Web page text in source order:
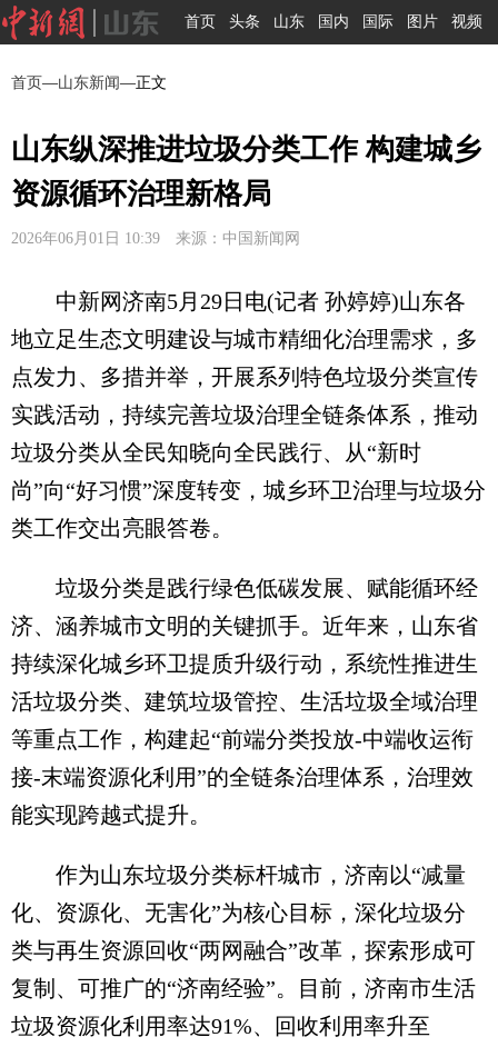
首页 头条 山东 国内 国际 图片 视频
首页—山东新闻—正文
山东纵深推进垃圾分类工作 构建城乡
资源循环治理新格局
2026年06月01日 10:39 来源：中国新闻网
中新网济南5月29日电(记者 孙婷婷)山东各
地立足生态文明建设与城市精细化治理需求，多
点发力、多措并举，开展系列特色垃圾分类宣传
实践活动，持续完善垃圾治理全链条体系，推动
垃圾分类从全民知晓向全民践行、从“新时
尚”向“好习惯”深度转变，城乡环卫治理与垃圾分
类工作交出亮眼答卷。
垃圾分类是践行绿色低碳发展、赋能循环经
济、涵养城市文明的关键抓手。近年来，山东省
持续深化城乡环卫提质升级行动，系统性推进生
活垃圾分类、建筑垃圾管控、生活垃圾全域治理
等重点工作，构建起“前端分类投放-中端收运衔
接-末端资源化利用”的全链条治理体系，治理效
能实现跨越式提升。
作为山东垃圾分类标杆城市，济南以“减量
化、资源化、无害化”为核心目标，深化垃圾分
类与再生资源回收“两网融合”改革，探索形成可
复制、可推广的“济南经验”。目前，济南市生活
垃圾资源化利用率达91%、回收利用率升至